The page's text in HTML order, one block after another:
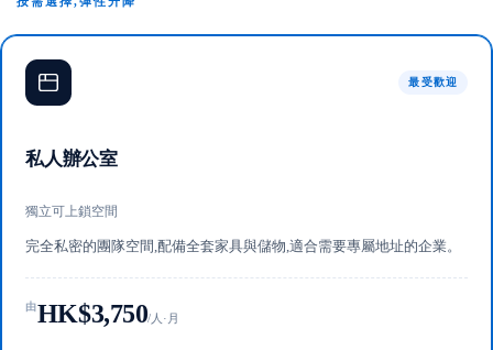
最受歡迎
私人辦公室
獨立可上鎖空間
完全私密的團隊空間,配備全套家具與儲物,適合需要專屬地址的企業。
由HK$3,750/人·月